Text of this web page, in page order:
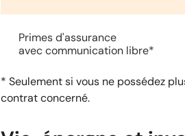
Primes d'assurance
avec communication libre*
* Seulement si vous ne possédez
contrat concerné.